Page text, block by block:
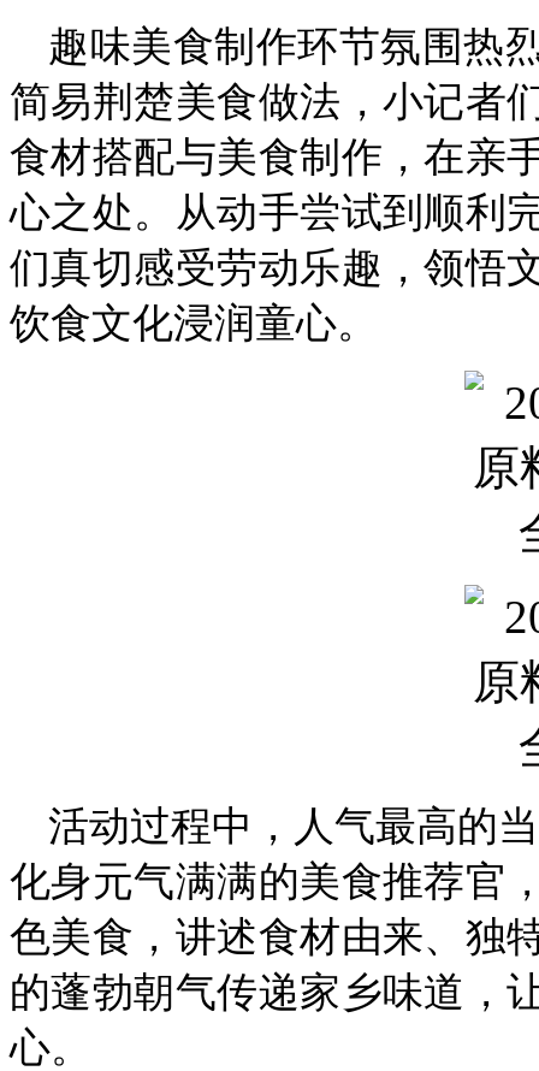
趣味美食制作环节氛围热
简易荆楚美食做法，小记者
食材搭配与美食制作，在亲
心之处。从动手尝试到顺利
们真切感受劳动乐趣，领悟
饮食文化浸润童心。
活动过程中，人气最高的
化身元气满满的美食推荐官
色美食，讲述食材由来、独
的蓬勃朝气传递家乡味道，
心。